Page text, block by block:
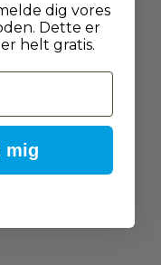
dig vores
Dette er
helt gratis.
mig